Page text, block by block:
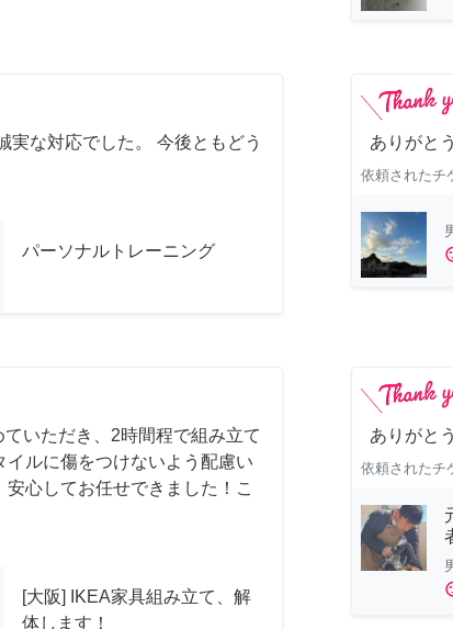
実な対応でした。 今後ともどう
パーソナルトレーニング
ありがと
依頼されたチ
いただき、2時間程で組み立て
ルに傷をつけないよう配慮い
心してお任せできました！こ
[大阪] IKEA家具組み立て、解
体します！
ありがと
依頼されたチ